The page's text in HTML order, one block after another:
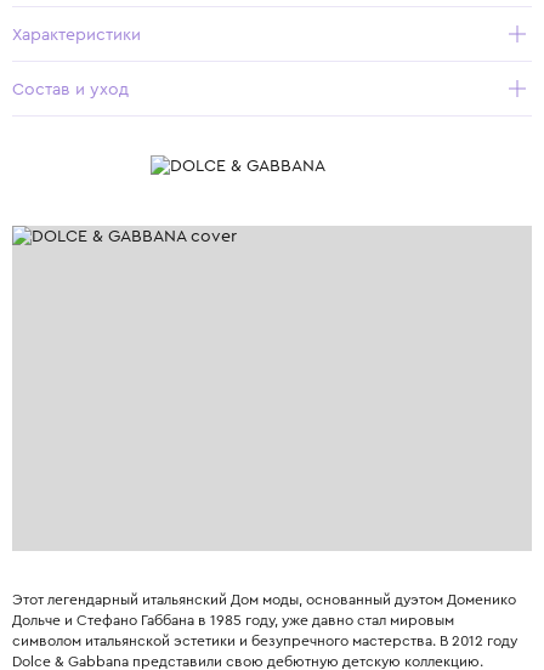
Характеристики
Состав и уход
Этот легендарный итальянский Дом моды, основанный дуэтом Доменико
Дольче и Стефано Габбана в 1985 году, уже давно стал мировым
символом итальянской эстетики и безупречного мастерства. В 2012 году
Dolce & Gabbana представили свою дебютную детскую коллекцию.